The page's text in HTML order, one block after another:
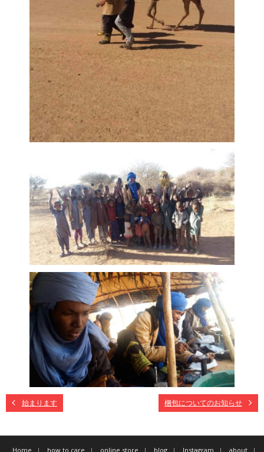
始まります 梱包についてのお知らせ
Home how to care online store blog Instagram about